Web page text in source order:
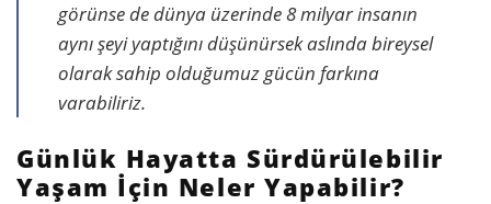
görünse de dünya üzerinde 8 milyar insanın
aynı şeyi yaptığını düşünürsek aslında bireysel
olarak sahip olduğumuz gücün farkına
varabiliriz.
Günlük Hayatta Sürdürülebilir
Yaşam İçin Neler Yapabilir?